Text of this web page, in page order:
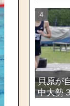
貝原が
中大勢